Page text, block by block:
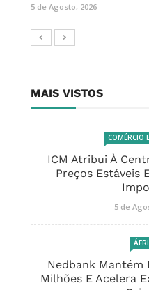
5 de Agosto, 2026
MAIS VISTOS
COMÉRCIO
ICM Atribui À
Preços Estáveis
5 de
Nedbank Mantém
Milhões E Acelera